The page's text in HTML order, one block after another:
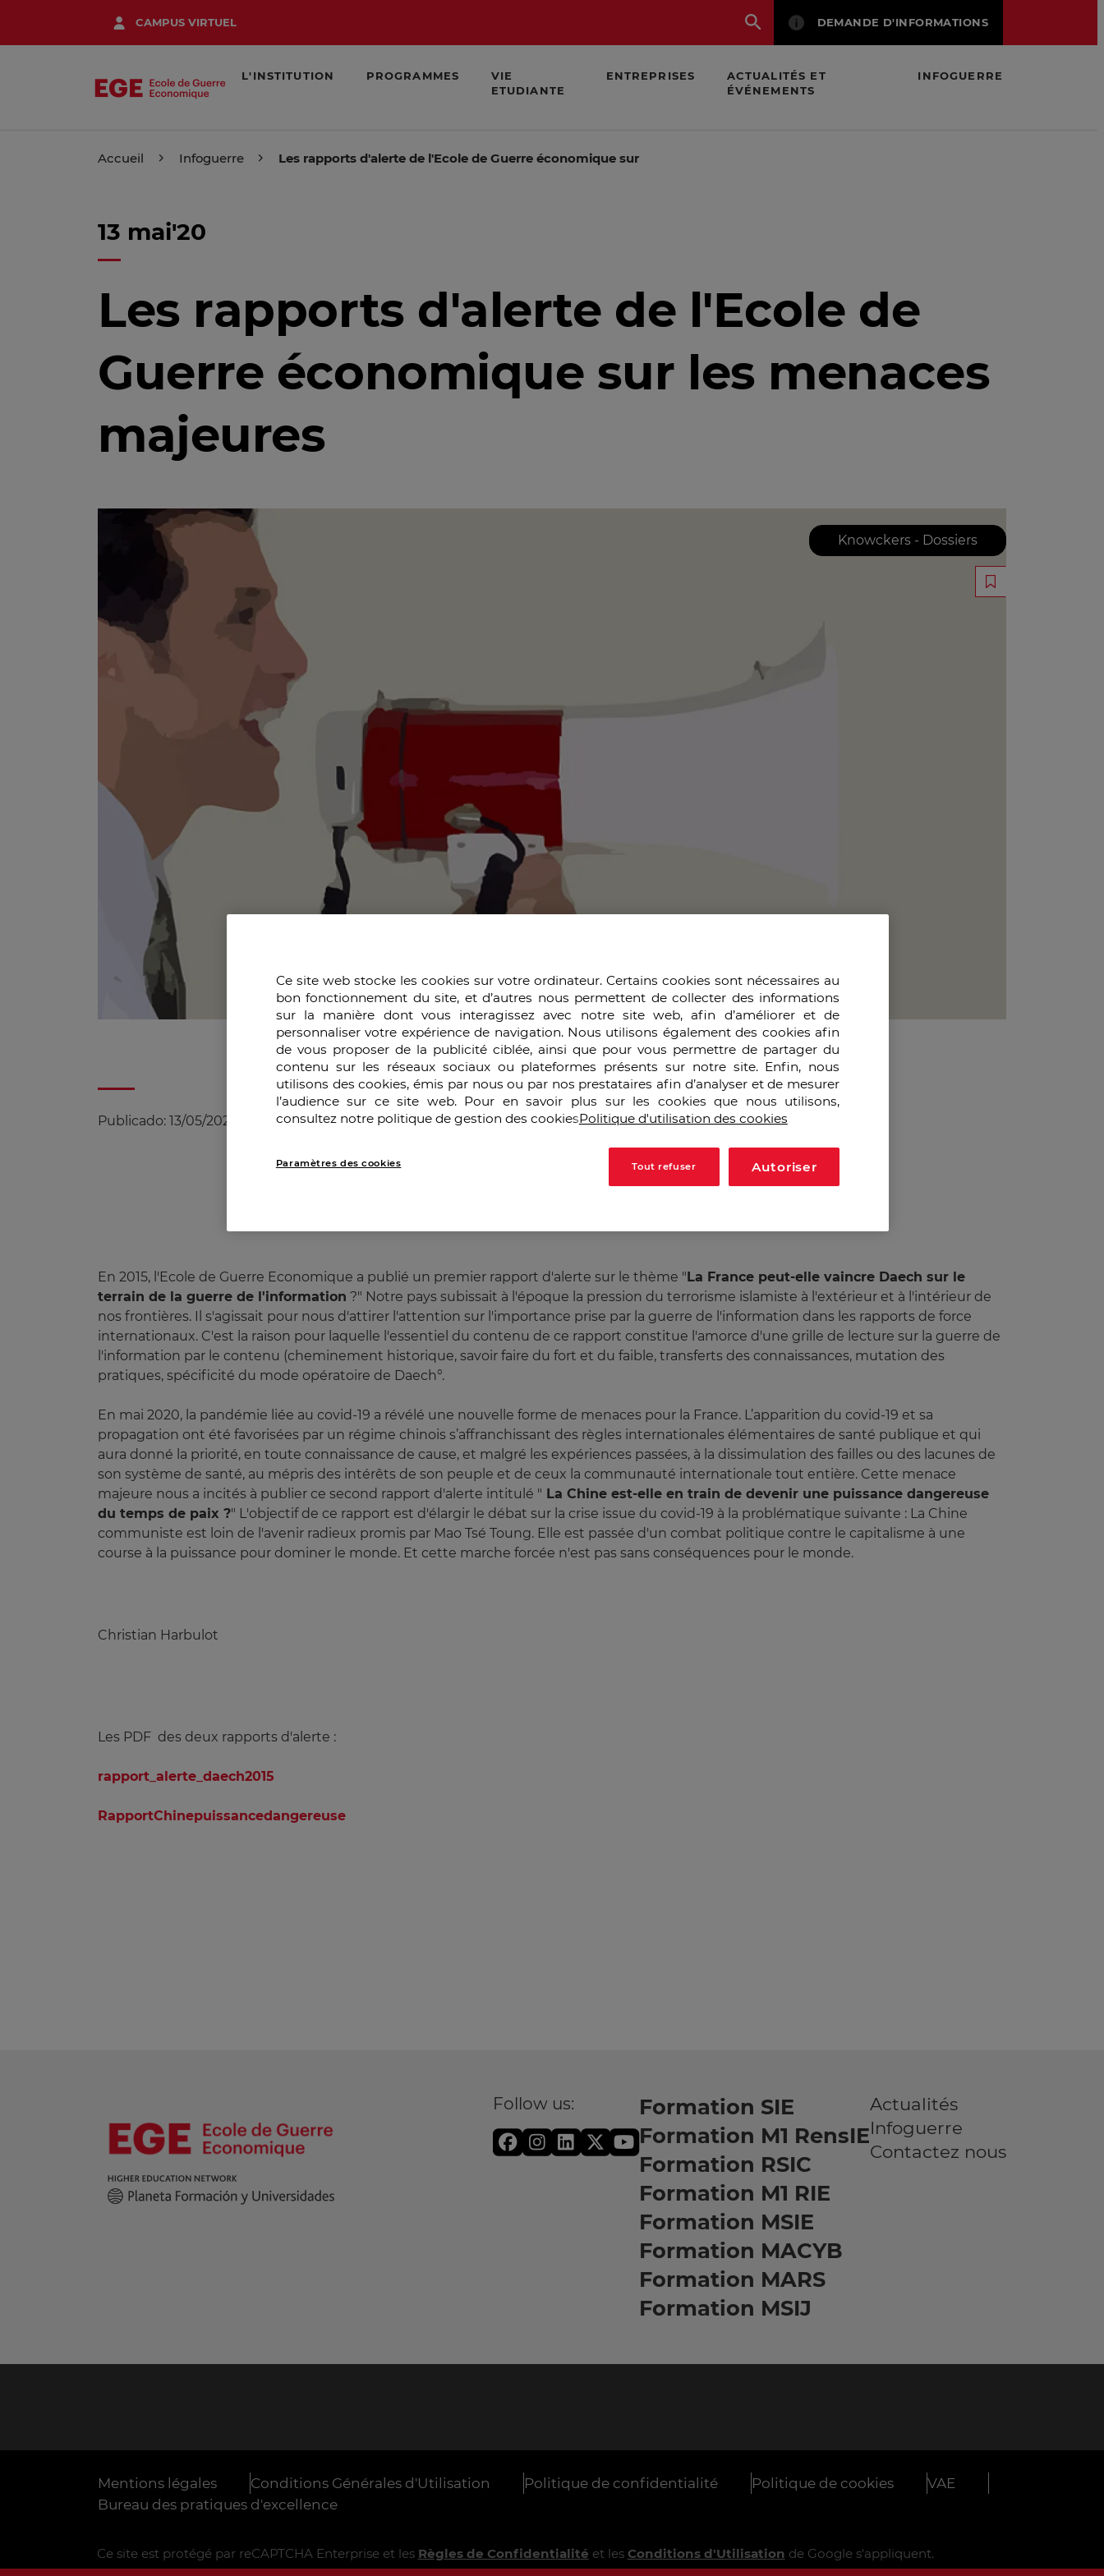
contenu
CAMPUS VIRTUEL DEMANDE D'INFORMATIONS
L'INSTITUTION PROGRAMMES
VIE
ETUDIANTE
ENTREPRISES
ACTUALITÉS ET
ÉVÉNEMENTS
INFOGUERRE
Accueil Infoguerre Les rapports d'alerte de l'Ecole de Guerre économique sur les menaces majeures
13 mai'20
Les rapports d'alerte de l'Ecole de
Guerre économique sur les menaces
majeures
Knowckers - Dossiers
Publicado: 13/05/2020 Actualizado: 27/05/2025
En 2015, l'Ecole de Guerre Economique a publié un premier rapport d'alerte sur le thème " La France peut-elle vaincre Daech sur le
terrain de la guerre de l'information ?" Notre pays subissait à l'époque la pression du terrorisme islamiste à l'extérieur et à l'intérieur de
nos frontières. Il s'agissait pour nous d'attirer l'attention sur l'importance prise par la guerre de l'information dans les rapports de force
internationaux. C'est la raison pour laquelle l'essentiel du contenu de ce rapport constitue l'amorce d'une grille de lecture sur la guerre de
l'information par le contenu (cheminement historique, savoir faire du fort et du faible, transferts des connaissances, mutation des
pratiques, spécificité du mode opératoire de Daech°.
En mai 2020, la pandémie liée au covid-19 a révélé une nouvelle forme de menaces pour la France. L’apparition du covid-19 et sa
propagation ont été favorisées par un régime chinois s’affranchissant des règles internationales élémentaires de santé publique et qui
aura donné la priorité, en toute connaissance de cause, et malgré les expériences passées, à la dissimulation des failles ou des lacunes de
son système de santé, au mépris des intérêts de son peuple et de ceux la communauté internationale tout entière. Cette menace
majeure nous a incités à publier ce second rapport d'alerte intitulé " La Chine est-elle en train de devenir une puissance dangereuse
du temps de paix ?" L'objectif de ce rapport est d'élargir le débat sur la crise issue du covid-19 à la problématique suivante : La Chine
communiste est loin de l'avenir radieux promis par Mao Tsé Toung. Elle est passée d'un combat politique contre le capitalisme à une
course à la puissance pour dominer le monde. Et cette marche forcée n'est pas sans conséquences pour le monde.
Christian Harbulot
Les PDF des deux rapports d'alerte :
rapport_alerte_daech2015
RapportChinepuissancedangereuse
Follow us:
Formation SIE
Formation M1 RensIE
Formation RSIC
Formation M1 RIE
Formation MSIE
Formation MACYB
Formation MARS
Formation MSIJ
Actualités
Infoguerre
Contactez nous
Mentions légales Conditions Générales d'Utilisation Politique de confidentialité Politique de cookies
VAE
Bureau des pratiques d'excellence
Ce site est protégé par reCAPTCHA Enterprise et les Règles de Confidentialité et les Conditions d'Utilisation de Google s'appliquent.
Ce site web stocke les cookies sur votre ordinateur. Certains cookies sont nécessaires au
bon fonctionnement du site, et d’autres nous permettent de collecter des informations
sur la manière dont vous interagissez avec notre site web, afin d’améliorer et de
personnaliser votre expérience de navigation. Nous utilisons également des cookies afin
de vous proposer de la publicité ciblée, ainsi que pour vous permettre de partager du
contenu sur les réseaux sociaux ou plateformes présents sur notre site. Enfin, nous
utilisons des cookies, émis par nous ou par nos prestataires afin d’analyser et de mesurer
l’audience sur ce site web. Pour en savoir plus sur les cookies que nous utilisons,
consultez notre politique de gestion des cookiesPolitique d'utilisation des cookies
Paramètres des cookies Tout refuser Autoriser